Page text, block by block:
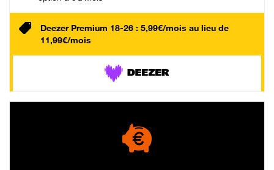
Deezer Premium 18-26 : 5,99€/mois au lieu de
11,99€/mois